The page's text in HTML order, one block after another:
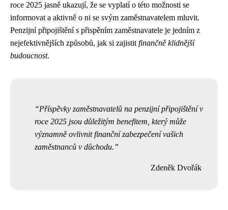
roce 2025 jasně ukazují, že se vyplatí o této možnosti se
informovat a aktivně o ni se svým zaměstnavatelem mluvit.
Penzijní připojištění s přispěním zaměstnavatele je jedním z
nejefektivnějších způsobů, jak si zajistit finančně klidnější
budoucnost.
Příspěvky zaměstnavatelů na penzijní připojištění v
roce 2025 jsou důležitým benefitem, který může
významně ovlivnit finanční zabezpečení vašich
zaměstnanců v důchodu.
Zdeněk Dvořák